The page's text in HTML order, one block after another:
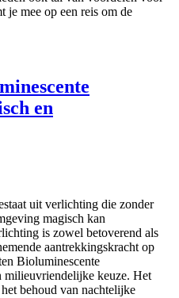
mee op een reis om de
en
uit verlichting die zonder
magisch kan
is zowel betoverend als
aantrekkingskracht op
Bioluminescente
milieuvriendelijke keuze. Het
behoud van nachtelijke